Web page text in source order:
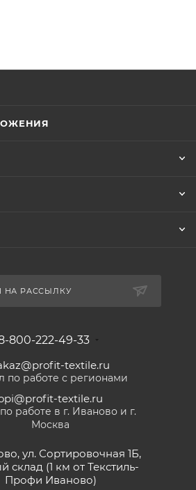
НА РАССЫЛКУ
800-222-49-33
textile.ru
по работе с регионами
textile.ru
работе в г. Иваново и г.
Москва
ул. Сортировочная 1Б,
склад (1 км от Текстиль-
Профи Иваново)